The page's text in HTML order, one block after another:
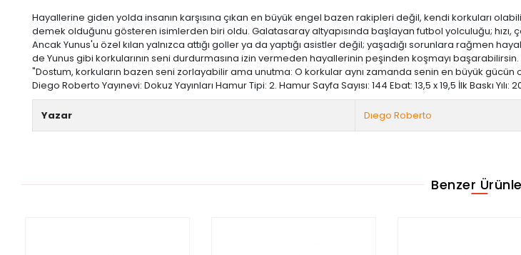
Hayallerine giden yolda insanın karşısına çıkan en büyük engel bazen rakipleri değil, kendi korkuları
demek olduğunu gösteren isimlerden biri oldu. Galatasaray altyapısında başlayan futbol yolculuğu; hızı,
Ancak Yunus'u özel kılan yalnızca attığı goller ya da yaptığı asistler değil; yaşadığı sorunlara rağmen
de Yunus gibi korkularının seni durdurmasına izin vermeden hayallerinin peşinden koşmayı
"Dostum, korkuların bazen seni zorlayabilir ama unutma: O korkular aynı zamanda senin en büyük gücün
Diego Roberto Yayınevi: Dokuz Yayınları Hamur Tipi: 2. Hamur Sayfa Sayısı: 144 Ebat: 13,5 x 19,5 İlk Baskı Yılı:
Yazar Dıego Roberto
Benzer